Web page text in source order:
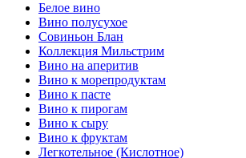
Белое вино
Вино полусухое
Совиньон Блан
Коллекция Мильстрим
Вино на аперитив
Вино к морепродуктам
Вино к пасте
Вино к пирогам
Вино к сыру
Вино к фруктам
Легкотельное (Кислотное)